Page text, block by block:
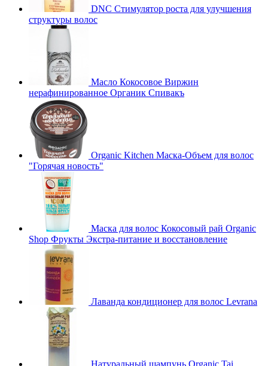
DNC Стимулятор роста для улучшения
структуры волос
Масло Кокосовое Виржин
нерафинированное Органик Спивакъ
Organic Kitchen Маска-Объем для волос
"Горячая новость"
Маска для волос Кокосовый рай Organic
Shop Фрукты Экстра-питание и восстановление
Лаванда кондиционер для волос Levrana
Натуральный шампунь Organic Tai